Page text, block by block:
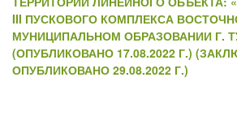
III ПУСКОВОГО КОМПЛЕКСА
МУНИЦИПАЛЬНОМ ОБРАЗОВАНИИ Г.
(ОПУБЛИКОВАНО 17.08.2022 Г.)
ОПУБЛИКОВАНО 29.08.2022 Г.)